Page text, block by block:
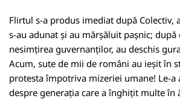
Flirtul s-a produs imediat după Colectiv,
s-au adunat și au mărșăluit pașnic; după
nesimțirea guvernanților, au deschis
Acum, sute de mii de români au ieșit în
protesta împotriva mizeriei umane! Le-a
despre generația care a înghițit multe în